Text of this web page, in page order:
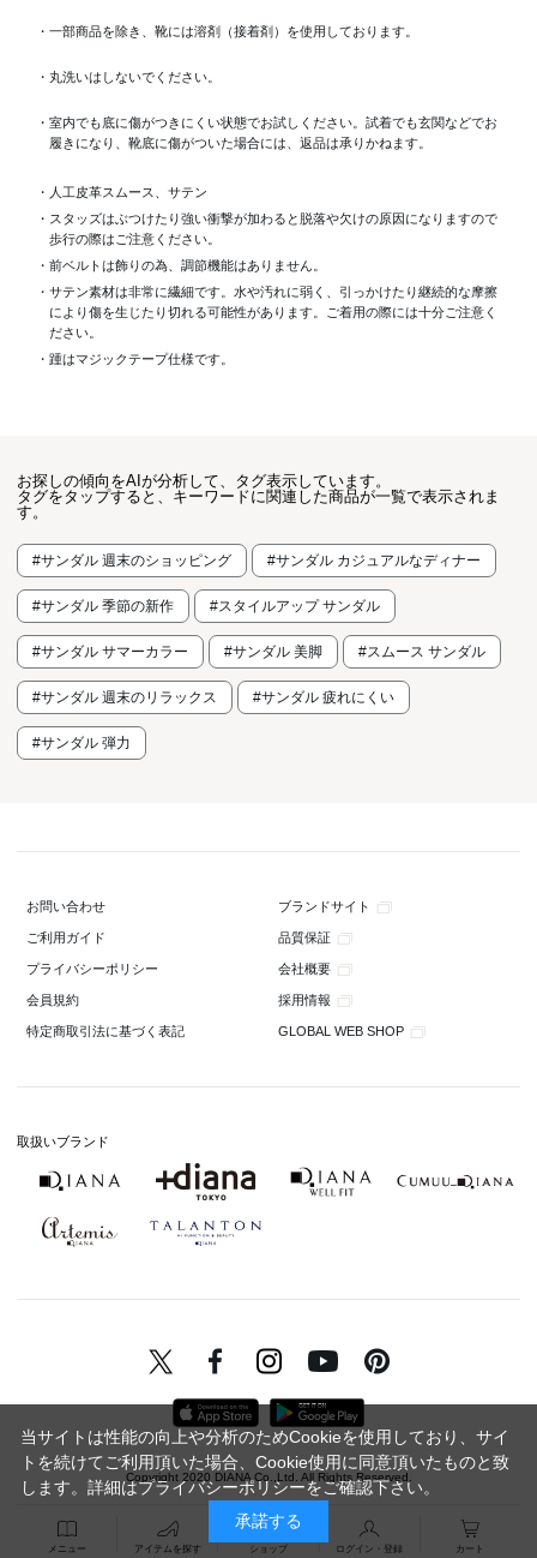
・一部商品を除き、靴には溶剤（接着剤）を使用しております。
・丸洗いはしないでください。
・室内でも底に傷がつきにくい状態でお試しください。試着でも玄関などでお
履きになり、靴底に傷がついた場合には、返品は承りかねます。
・人工皮革スムース、サテン
・スタッズはぶつけたり強い衝撃が加わると脱落や欠けの原因になりますので
歩行の際はご注意ください。
・前ベルトは飾りの為、調節機能はありません。
・サテン素材は非常に繊細です。水や汚れに弱く、引っかけたり継続的な摩擦
により傷を生じたり切れる可能性があります。ご着用の際には十分ご注意く
ださい。
・踵はマジックテープ仕様です。
お探しの傾向をAIが分析して、タグ表示しています。
タグをタップすると、キーワードに関連した商品が一覧で表示されま
す。
#サンダル 週末のショッピング #サンダル カジュアルなディナー
#サンダル 季節の新作 #スタイルアップ サンダル
#サンダル サマーカラー #サンダル 美脚 #スムース サンダル
#サンダル 週末のリラックス #サンダル 疲れにくい
#サンダル 弾力
お問い合わせ ブランドサイト
ご利用ガイド 品質保証
プライバシーポリシー 会社概要
会員規約 採用情報
特定商取引法に基づく表記 GLOBAL WEB SHOP
取扱いブランド
Copyright 2020 DIANA Co.,Ltd. All Rights Reserved.
メニュー アイテムを探す ショップ ログイン・登録 カート
当サイトは性能の向上や分析のためCookieを使用しており、サイ
トを続けてご利用頂いた場合、Cookie使用に同意頂いたものと致
します。詳細はプライバシーポリシーをご確認下さい。
承諾する